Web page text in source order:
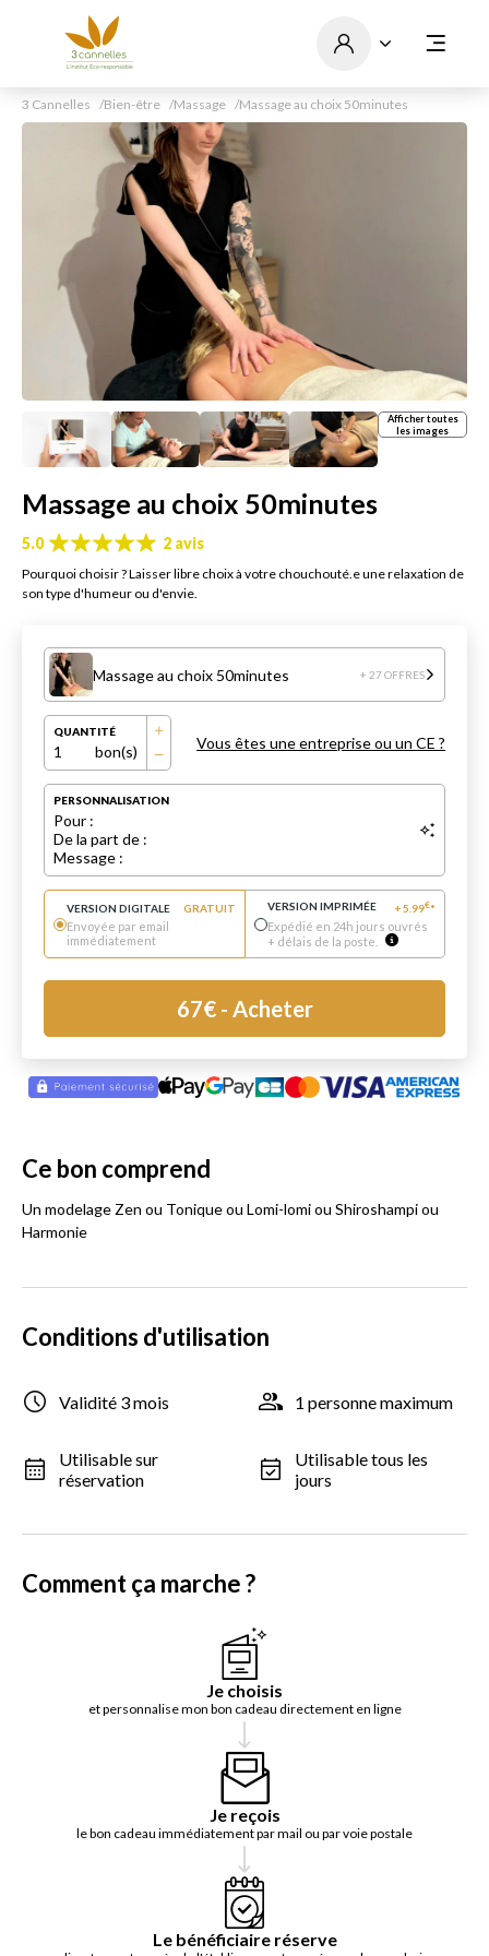
3 Cannelles Bien-être Massage Massage au choix 50minutes
Afficher toutes
les images
Massage au choix 50minutes
5.0 2 avis
Pourquoi choisir ? Laisser libre choix à votre chouchouté.e une relaxation de
son type d'humeur ou d'envie.
Massage au choix 50minutes + 27 OFFRES
QUANTITÉ
1 bon(s) Vous êtes une entreprise ou un CE ?
PERSONNALISATION
Pour :
De la part de :
Message :
VERSION DIGITALE GRATUIT
Envoyée par email
immédiatement
VERSION IMPRIMÉE +5.99€*
Expédié en 24h jours ouvrés
+ délais de la poste.
67€- Acheter
Ce bon comprend
Un modelage Zen ou Tonique ou Lomi-lomi ou Shiroshampi ou
Harmonie
Conditions d'utilisation
Validité 3 mois 1 personne maximum
Utilisable sur
réservation
Utilisable tous les
jours
Comment ça marche ?
Je choisis
et personnalise mon bon cadeau directement en ligne
Je reçois
le bon cadeau immédiatement par mail ou par voie postale
Le bénéficiaire réserve